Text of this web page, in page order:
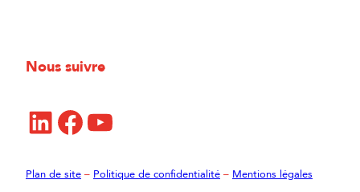
Nous suivre
LinkedIn Facebook YouTube
Plan de site – Politique de confidentialité – Mentions légales